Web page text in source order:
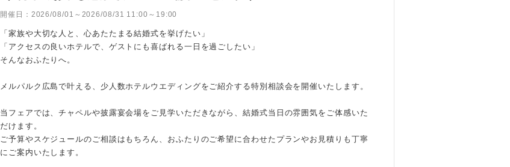
開催日： 2026/08/01～2026/08/31 11:00～19:00
「家族や大切な人と、心あたたまる結婚式を挙げたい」
「アクセスの良いホテルで、ゲストにも喜ばれる一日を過ごしたい」
そんなおふたりへ。
メルパルク広島で叶える、少人数ホテルウエディングをご紹介する特別相談会を開催いたします。
当フェアでは、チャペルや披露宴会場をご見学いただきながら、結婚式当日の雰囲気をご体感いた
だけます。
ご予算やスケジュールのご相談はもちろん、おふたりのご希望に合わせたプランやお見積りも丁寧
にご案内いたします。